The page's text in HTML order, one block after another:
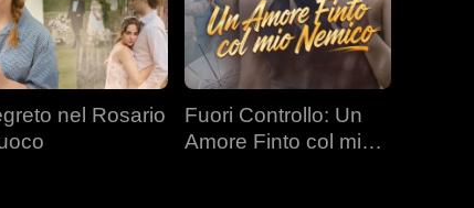
nel Rosario
Fuori Controllo: Un
Amore Finto col mio